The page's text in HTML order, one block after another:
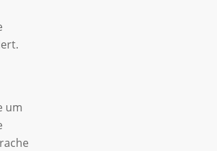
um